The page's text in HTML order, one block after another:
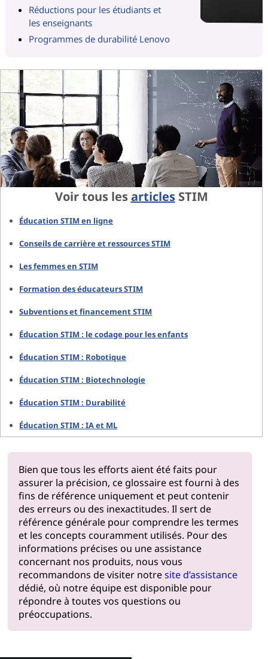
Réductions pour les étudiants et
les enseignants
Programmes de durabilité Lenovo
Voir tous lesarticlesSTIM
Éducation STIM en ligne
Conseils de carrière et ressources STIM
Les femmes en STIM
Formation des éducateurs STIM
Subventions et financement STIM
Éducation STIM : le codage pour les enfants
Éducation STIM : Robotique
Éducation STIM : Biotechnologie
Éducation STIM : Durabilité
Éducation STIM : IA et ML
Bien que tous les efforts aient été faits pour
assurer la précision, ce glossaire est fourni à des
fins de référence uniquement et peut contenir
des erreurs ou des inexactitudes. Il sert de
référence générale pour comprendre les termes
et les concepts couramment utilisés. Pour des
informations précises ou une assistance
concernant nos produits, nous vous
recommandons de visiter notresite d’assistance
dédié, où notre équipe est disponible pour
répondre à toutes vos questions ou
préoccupations.